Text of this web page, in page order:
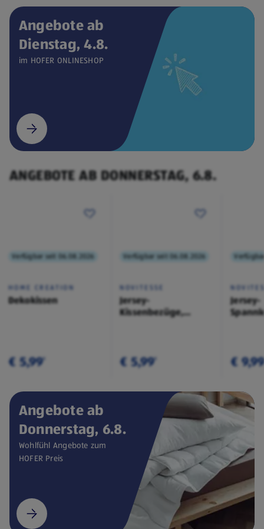
Verfügbar seit 04.08.2026
ONLINESHOP
€ 449,00
Angebote ab
Dienstag, 4.8.
im HOFER ONLINESHOP
(öffnet in einem neuen Tab)
ANGEBOTE AB DONNERSTAG, 6.8.
Verfügbar seit 06.08.2026
HOME CREATION
Dekokissen
€ 5,99¹
Verfügbar seit 06.08.2026
NOVITESSE
Jersey-
Kissenbezüge,
€ 5,99¹
Jersey-
€
Angebote ab
Donnerstag, 6.8.
Wohlfühl Angebote zum
HOFER Preis